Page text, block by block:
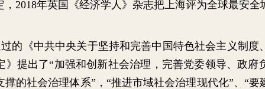
2018年英国《经济学人》杂志把上海评为全球最安
的《中共中央关于坚持和完善中国特色社会主义制度
》提出了“加强和创新社会治理，完善党委领导、政府
的社会治理体系”，“推进市域社会治理现代化”、“